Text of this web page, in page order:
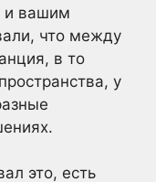
и вашим
что между
в то
у
это, есть